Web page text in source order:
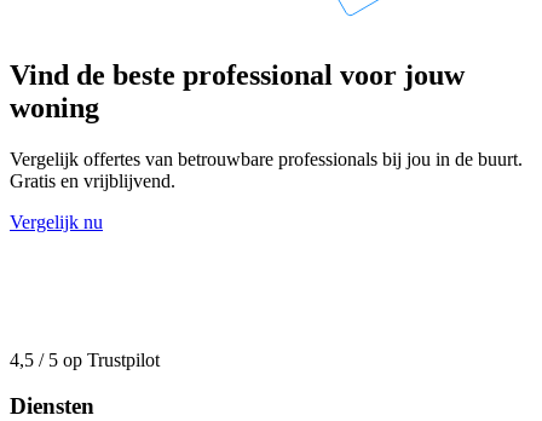
Vind de beste professional voor jouw
woning
Vergelijk offertes van betrouwbare professionals bij jou in de buurt.
Gratis en vrijblijvend.
Vergelijk nu
4,5 / 5 op Trustpilot
Diensten